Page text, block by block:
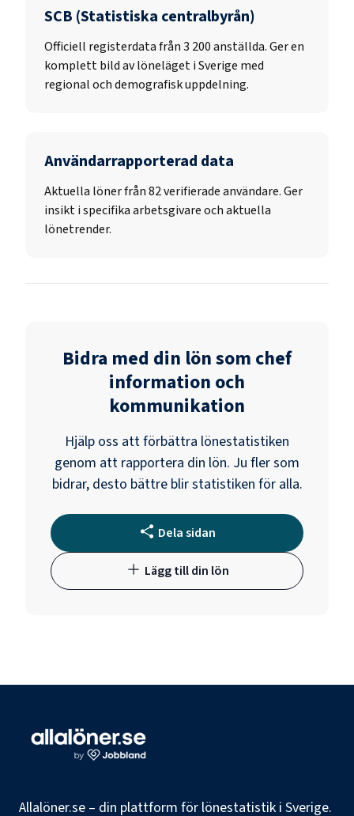
SCB (Statistiska centralbyrån)
Officiell registerdata från3 200anställda. Ger en
komplett bild av löneläget i Sverige med
regional och demografisk uppdelning.
Användarrapporterad data
Aktuella löner från 82 verifierade användare. Ger
insikt i specifika arbetsgivare och aktuella
lönetrender.
Bidra med din lön som chef
information och
kommunikation
Hjälp oss att förbättra lönestatistiken
genom att rapportera din lön. Ju fler som
bidrar, desto bättre blir statistiken för alla.
Dela sidan
Lägg till din lön
Allalöner.se – din plattform för lönestatistik i Sverige.